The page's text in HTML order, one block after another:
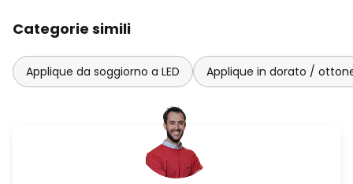
Categorie simili
Applique da soggiorno a LED Applique in dorato /